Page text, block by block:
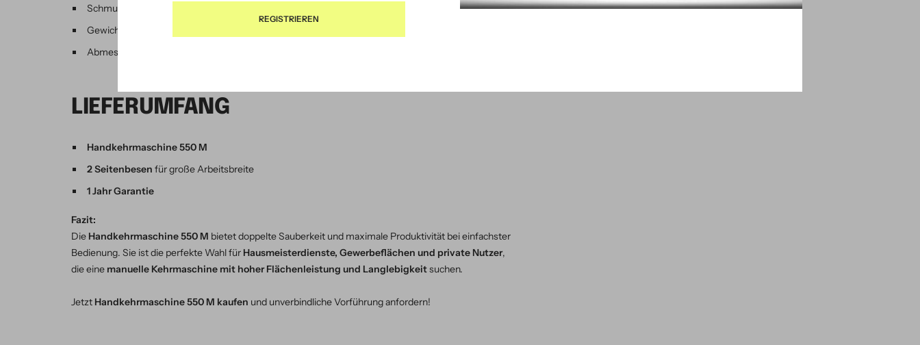
REGISTRIEREN
Schmutzbehälter: 25 Liter
Gewicht: 8 kg
Abmessungen (L/B/H): 125 × 59 × 53 cm
LIEFERUMFANG
Handkehrmaschine 550 M
2 Seitenbesen für große Arbeitsbreite
1 Jahr Garantie
Fazit:
Die Handkehrmaschine 550 M bietet doppelte Sauberkeit und maximale Produktivität bei einfachster
Bedienung. Sie ist die perfekte Wahl für Hausmeisterdienste, Gewerbeflächen und private Nutzer,
die eine manuelle Kehrmaschine mit hoher Flächenleistung und Langlebigkeitsuchen.
Jetzt Handkehrmaschine 550 M kaufen und unverbindliche Vorführung anfordern!